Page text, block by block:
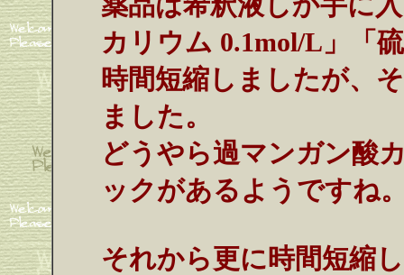
カリウム 0.1mol/L」「
時間短縮しましたが、
ました。
どうやら過マンガン酸
ックがあるようですね
それから更に時間短縮